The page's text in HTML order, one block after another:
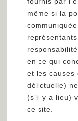
même si la
en ce qui
et les causes
délictuelle)
(s’il y a lieu)
ce site.